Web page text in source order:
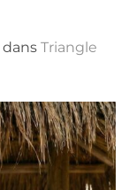
dans Triangle